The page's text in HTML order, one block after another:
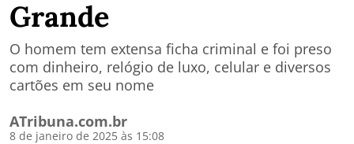
Grande
O homem tem extensa ficha criminal e foi preso
com dinheiro, relógio de luxo, celular e diversos
cartões em seu nome
ATribuna.com.br
8 de janeiro de 2025 às 15:08